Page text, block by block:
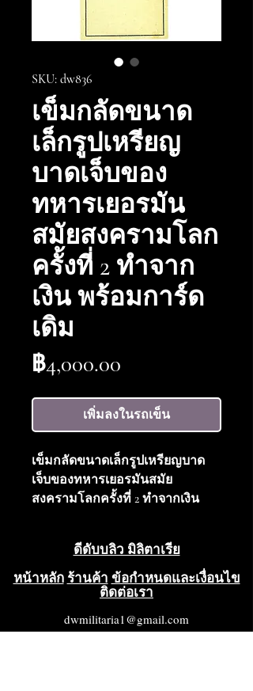
SKU: dw836
เข็มกลัดขนาด
เล็กรูปเหรียญ
บาดเจ็บของ
ทหารเยอรมัน
สมัยสงครามโลก
ครั้งที่ 2 ทำจาก
เงิน พร้อมการ์ด
เดิม
฿4,000.00
เพิ่มลงในรถเข็น
เข็มกลัดขนาดเล็กรูปเหรียญบาด
เจ็บของทหารเยอรมันสมัย
สงครามโลกครั้งที่ 2 ทำจากเงิน
ดีดับบลิว มิลิตาเรีย
หน้าหลัก ร้านค้า ข้อกำหนดและเงื่อนไข
ติดต่อเรา
dwmilitaria1@gmail.com